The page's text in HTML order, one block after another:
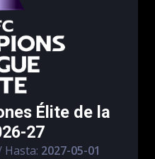
Élite de la
27
Hasta: 2027-05-01